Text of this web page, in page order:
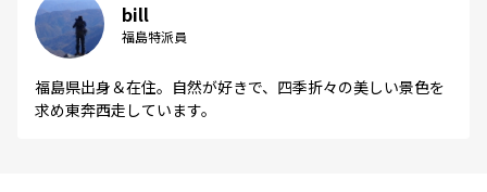
bill
福島特派員
福島県出身＆在住。自然が好きで、四季折々の美しい景色を
求め東奔西走しています。